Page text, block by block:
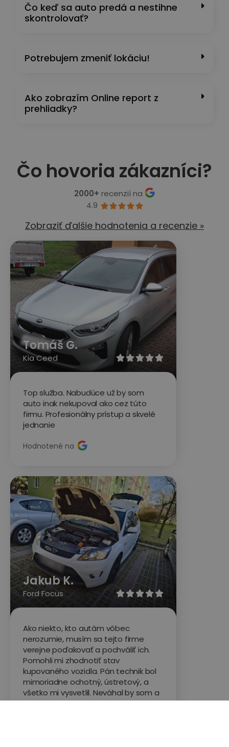
Čo keď sa auto predá a nestihne
skontrolovať?
Potrebujem zmeniť lokáciu!
Ako zobrazím Online report z
prehliadky?
Čo hovoria zákazníci?
2000+ recenzií na
4.9 
Zobraziť ďalšie hodnotenia a recenzie »

Tomáš G.
Kia Ceed
Top služba. Nabudúce už by som
auto inak nekupoval ako cez túto
firmu. Profesionálny prístup a skvelé
jednanie
Hodnotené na

Jakub K.
Ford Focus
Ako niekto, kto autám vôbec
nerozumie, musím sa tejto firme
verejne poďakovať a pochváliť ich.
Pomohli mi zhodnotiť stav
kupovaného vozidla. Pán technik bol
mimoriadne ochotný, ústretový, a
všetko mi vysvetlil. Neváhal by som a
objednal znova. Veľmi pozitívna